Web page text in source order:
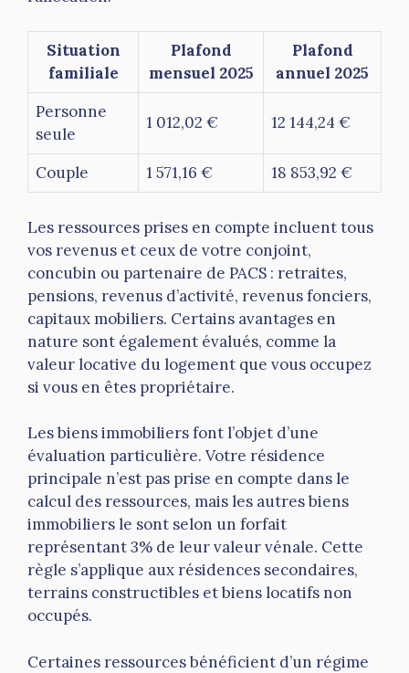
Situation
familiale
Plafond
mensuel 2025
Plafond
annuel 2025
Personne
seule
1 012,02 € 12 144,24 €
Couple 1 571,16 € 18 853,92 €
Les ressources prises en compte incluent tous
vos revenus et ceux de votre conjoint,
concubin ou partenaire de PACS : retraites,
pensions, revenus d’activité, revenus fonciers,
capitaux mobiliers. Certains avantages en
nature sont également évalués, comme la
valeur locative du logement que vous occupez
si vous en êtes propriétaire.
Les biens immobiliers font l’objet d’une
évaluation particulière. Votre résidence
principale n’est pas prise en compte dans le
calcul des ressources, mais les autres biens
immobiliers le sont selon un forfait
représentant 3% de leur valeur vénale. Cette
règle s’applique aux résidences secondaires,
terrains constructibles et biens locatifs non
occupés.
Certaines ressources bénéficient d’un régime